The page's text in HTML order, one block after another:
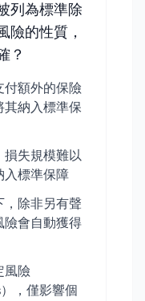
列為標準除
險的性質，
？
付額外的保險
其納入標準保
損失規模難以
入標準保障
，除非另有聲
險會自動獲得
風險
），僅影響個